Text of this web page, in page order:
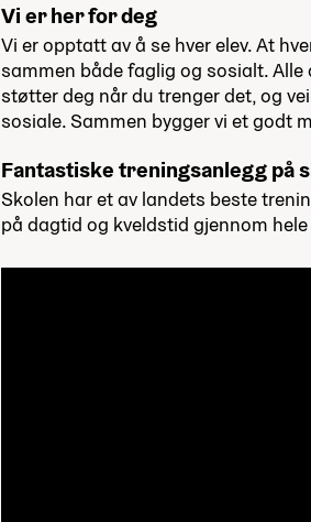
Vi er her for deg
Vi er opptatt av å se hver elev. At
sammen både faglig og sosialt.
støtter deg når du trenger det, og
sosiale. Sammen bygger vi et godt
Fantastiske treningsanlegg på
Skolen har et av landets beste
på dagtid og kveldstid gjennom